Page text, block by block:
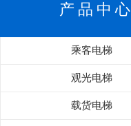
产品中心
乘客电梯
观光电梯
载货电梯